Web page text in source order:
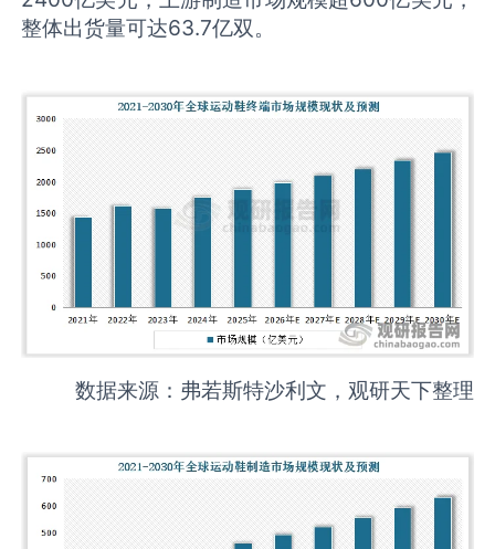
整体出货量可达63.7亿双。
数据来源：弗若斯特沙利文，观研天下整理